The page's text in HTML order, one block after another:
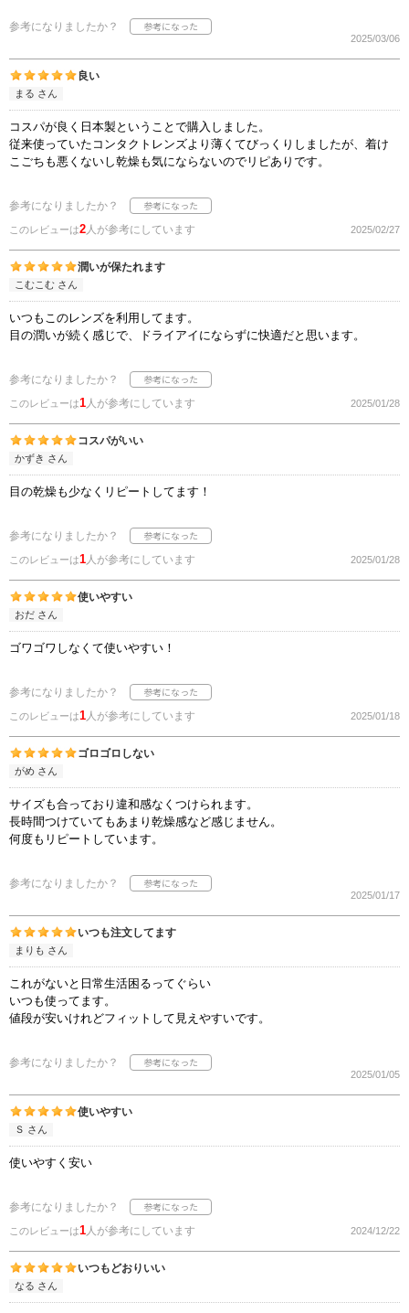
参考になりましたか？
2025/03/06
良い
まる さん
コスパが良く日本製ということで購入しました。
従来使っていたコンタクトレンズより薄くてびっくりしましたが、着け
こごちも悪くないし乾燥も気にならないのでリピありです。
参考になりましたか？
このレビューは2人が参考にしています 2025/02/27
潤いが保たれます
こむこむ さん
いつもこのレンズを利用してます。
目の潤いが続く感じで、ドライアイにならずに快適だと思います。
参考になりましたか？
このレビューは1人が参考にしています 2025/01/28
コスパがいい
かずき さん
目の乾燥も少なくリピートしてます！
参考になりましたか？
このレビューは1人が参考にしています 2025/01/28
使いやすい
おだ さん
ゴワゴワしなくて使いやすい！
参考になりましたか？
このレビューは1人が参考にしています 2025/01/18
ゴロゴロしない
がめ さん
サイズも合っており違和感なくつけられます。
長時間つけていてもあまり乾燥感など感じません。
何度もリピートしています。
参考になりましたか？
2025/01/17
いつも注文してます
まりも さん
これがないと日常生活困るってぐらい
いつも使ってます。
値段が安いけれどフィットして見えやすいです。
参考になりましたか？
2025/01/05
使いやすい
Ｓ さん
使いやすく安い
参考になりましたか？
このレビューは1人が参考にしています 2024/12/22
いつもどおりいい
なる さん